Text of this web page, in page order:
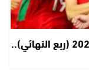
كأس أمم إفريقيا للسيدات – المغرب 2026 (ربع النهائي)..